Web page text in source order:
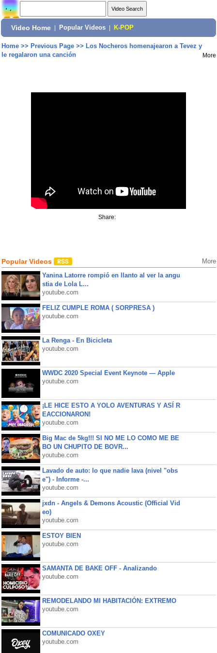
Video Home Popular Videos K-POP
Home>> Previous Page>> Los Nocheros homenajearon a Tevez y
le regalaron una canción
More
Share:
Popular Videos More
Yanina Latorre rompió en llanto al ver la angu
stia de Lola L...
youtube.com
FELIZ CUMPLE ROMA ( SORPRESA )
youtube.com
La Renga - En Bicicleta
youtube.com
WWDC 2020 Special Event Keynote — Apple
youtube.com
¡LE HICE ESTO A YOLO AVENTURAS Y ASÍ R
EACCIONARON!
youtube.com
Big Mac de 5kg!!! SI NO ME LO COMO ME BE
BO UN CHUPITO DE BOVR...
youtube.com
Lavado de auto: lo que nadie lava (nivel "obs
e") - Informe -...
youtube.com
jxdn - Angels & Demons Acoustic (Official Vid
eo)
youtube.com
ESTOY BIEN
youtube.com
SAMANTA DE BAKE OFF - Analizando
youtube.com
REMODELANDO MI HABITACIÓN: EXTREMO
youtube.com
COMUNICADO OXEY
youtube.com